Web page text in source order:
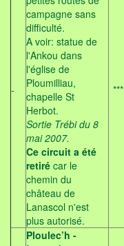
-
campagne sans
difficulté.
A voir: statue de
l'Ankou dans
l'église de
Ploumilliau,
chapelle St
Herbot.
Sortie Trébi du 8
mai 2007.
Ce circuit a été
retiré car le
chemin du
château de
Lanascol n'est
plus autorisé.
***
Ploulec’h -